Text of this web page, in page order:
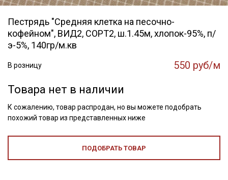
Пестрядь "Средняя клетка на песочно-
кофейном", ВИД2, СОРТ2, ш.1.45м, хлопок-95%, п/
э-5%, 140гр/м.кв
В розницу 550 руб/м
Товара нет в наличии
К сожалению, товар распродан, но вы можете подобрать
похожий товар из представленных ниже
ПОДОБРАТЬ ТОВАР